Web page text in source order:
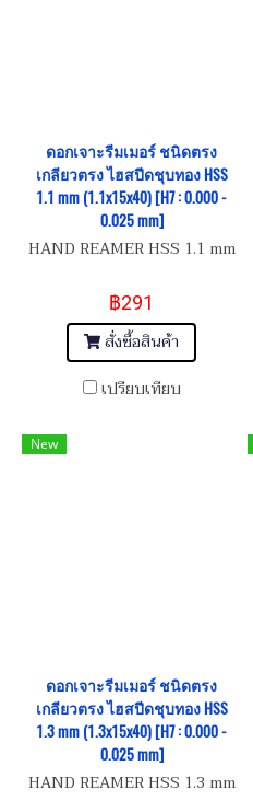
ดอกเจาะรีมเมอร์ ชนิดตรง
เกลียวตรง ไฮสปีดชุบทอง HSS
1.1 mm (1.1x15x40) [H7 : 0.000 -
0.025 mm]
HAND REAMER HSS 1.1 mm
฿291
สั่งซื้อสินค้า
เปรียบเทียบ
New
ดอกเจาะรีมเมอร์ ชนิดตรง
เกลียวตรง ไฮสปีดชุบทอง HSS
1.3 mm (1.3x15x40) [H7 : 0.000 -
0.025 mm]
HAND REAMER HSS 1.3 mm